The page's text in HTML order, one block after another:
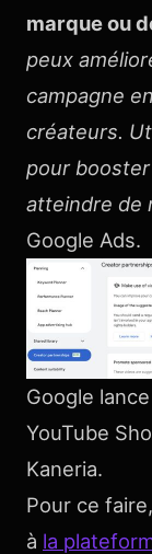
marque ou
peux
campagne
créateurs.
pour
atteindre de
Google Ads.
Google
YouTube
Kaneria.
Pour ce
à la